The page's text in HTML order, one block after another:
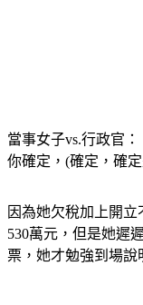
當事女子vs.行政官
你確定，(確定，確定
因為她欠稅加上開
530萬元，但是她遲
票，她才勉強到場說